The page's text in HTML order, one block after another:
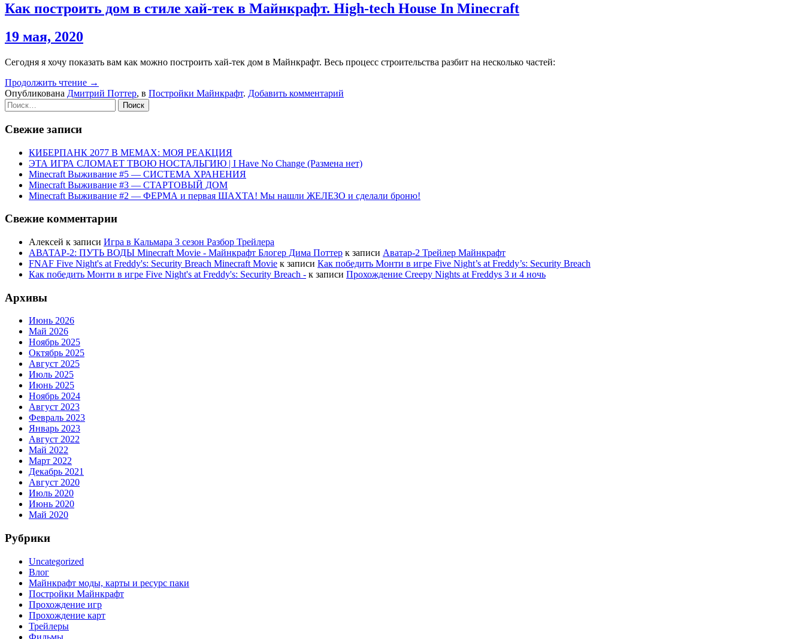
Как построить дом в стиле хай-тек в Майнкрафт. High-tech House In Minecraft
19 мая, 2020
Сегодня я хочу показать вам как можно построить хай-тек дом в Майнкрафт. Весь процесс строительства разбит на несколько частей:
Продолжить чтение →
Опубликована Дмитрий Поттер, в Постройки Майнкрафт. Добавить комментарий
Найти:
Свежие записи
КИБЕРПАНК 2077 В МЕМАХ: МОЯ РЕАКЦИЯ
ЭТА ИГРА СЛОМАЕТ ТВОЮ НОСТАЛЬГИЮ | I Have No Change (Размена нет)
Minecraft Выживание #5 — СИСТЕМА ХРАНЕНИЯ
Minecraft Выживание #3 — СТАРТОВЫЙ ДОМ
Minecraft Выживание #2 — ФЕРМА и первая ШАХТА! Мы нашли ЖЕЛЕЗО и сделали броню!
Свежие комментарии
Алексей к записи Игра в Кальмара 3 сезон Разбор Трейлера
АВАТАР-2: ПУТЬ ВОДЫ Minecraft Movie - Майнкрафт Блогер Дима Поттер к записи Аватар-2 Трейлер Майнкрафт
FNAF Five Night's at Freddy's: Security Breach Minecraft Movie к записи Как победить Монти в игре Five Night’s at Freddy’s: Security Breach
Как победить Монти в игре Five Night's at Freddy's: Security Breach - к записи Прохождение Creepy Nights at Freddys 3 и 4 ночь
Архивы
Июнь 2026
Май 2026
Ноябрь 2025
Октябрь 2025
Август 2025
Июль 2025
Июнь 2025
Ноябрь 2024
Август 2023
Февраль 2023
Январь 2023
Август 2022
Май 2022
Март 2022
Декабрь 2021
Август 2020
Июль 2020
Июнь 2020
Май 2020
Рубрики
Uncategorized
Влог
Майнкрафт моды, карты и ресурс паки
Постройки Майнкрафт
Прохождение игр
Прохождение карт
Трейлеры
Фильмы